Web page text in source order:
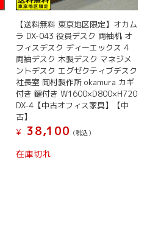
【送料無料 東京地区限定】オカム
ラ DX-043 役員デスク 両袖机 オ
フィスデスク ディーエックス 4
両袖デスク 木製デスク マネジメ
ントデスク エグゼクティブデスク
社長室 岡村製作所 okamura カギ
付き 鍵付き W1600×D800×H720
DX-4【中古オフィス家具】【中
古】
¥
38,100 (税込）
在庫切れ